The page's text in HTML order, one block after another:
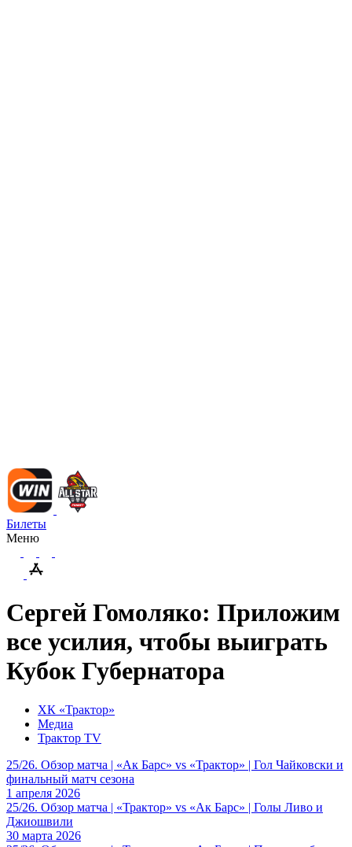
Билеты
Меню
Сергей Гомоляко: Приложим
все усилия, чтобы выиграть
Кубок Губернатора
ХК «Трактор»
Медиа
Трактор TV
25/26. Обзор матча | «Ак Барс» vs «Трактор» | Гол Чайковски и
финальный матч сезона
1 апреля 2026
25/26. Обзор матча | «Трактор» vs «Ак Барс» | Голы Ливо и
Джиошвили
30 марта 2026